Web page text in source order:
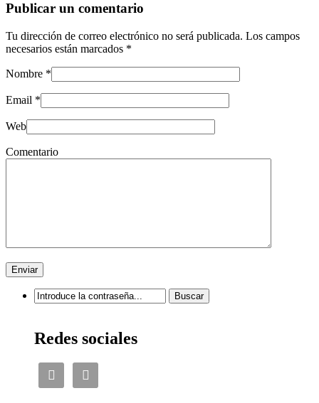
Publicar un comentario
Tu dirección de correo electrónico no será publicada. Los campos
necesarios están marcados *
Nombre *
Email *
Web
Comentario
Redes sociales
 